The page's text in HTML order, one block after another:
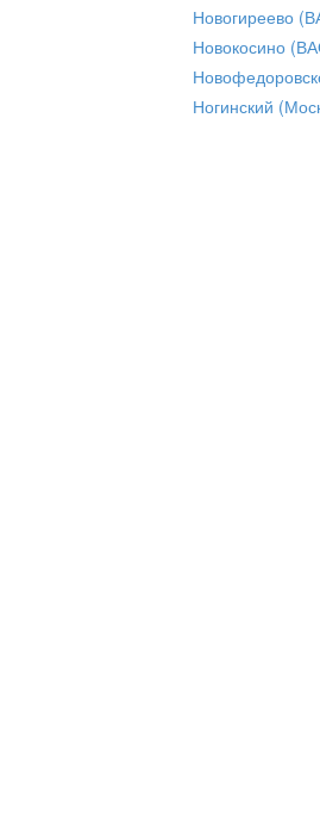
Новогиреево
Новокосино
Ногинский